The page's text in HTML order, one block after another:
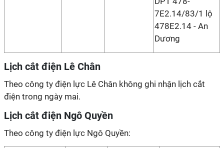
7E2.14/83/1 lộ
478E2.14 - An
Dương
Lịch cắt điện Lê Chân
Theo công ty điện lực Lê Chân không ghi nhận lịch cắt
điện trong ngày mai.
Lịch cắt điện Ngô Quyền
Theo công ty điện lực Ngô Quyền: